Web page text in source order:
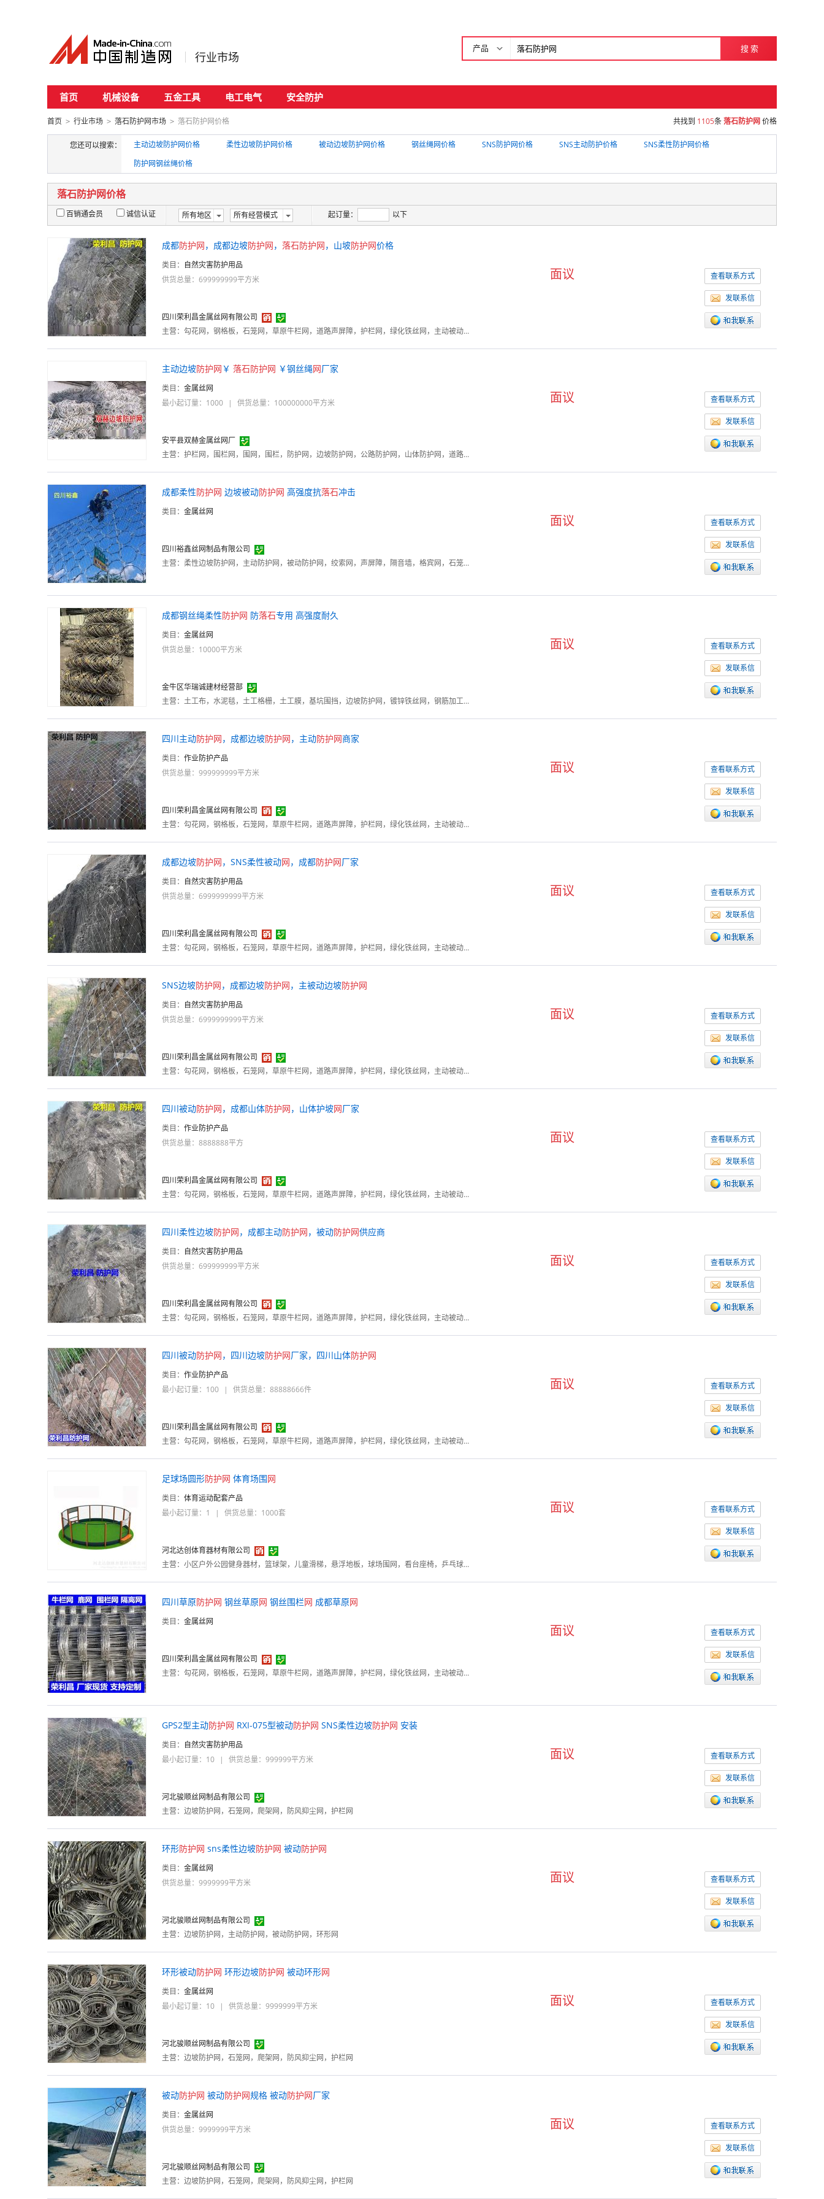
行业市场
产品 搜 索
首页 机械设备 五金工具 电工电气 安全防护
首页 > 行业市场 > 落石防护网市场 > 落石防护网价格 共找到 1105条落石防护网价格
您还可以搜索： 主动边坡防护网价格 柔性边坡防护网价格 被动边坡防护网价格 钢丝绳网价格 SNS防护网价格 SNS主动防护价格
SNS柔性防护网价格
防护网钢丝绳价格
落石防护网价格
百销通会员 诚信认证 所有地区 所有经营模式 起订量： 以下
成都防护网，成都边坡防护网， 落石防护网，山坡防护网价格
类目： 自然灾害防护用品
供货总量：699999999平方米
四川荣利昌金属丝网有限公司
主营：
勾花网，钢格板，石笼网，草原牛栏网，道路声屏障，护栏网，绿化铁丝网，主动被动防护网
查看联系方式
发联系信
面议
主动边坡防护网 ￥ 落石防护网 ￥钢丝绳网厂家
类目： 金属丝网
最小起订量：1000
| 供货总量：100000000平方米
安平县双赫金属丝网厂
主营：
护栏网，围栏网，围网，围栏，防护网，边坡防护网，公路防护网，山体防护网，道路护栏，隔离栅，铁丝网围栏
查看联系方式
发联系信
面议
成都柔性防护网 边坡被动防护网 高强度抗落石冲击
类目： 金属丝网
四川裕鑫丝网制品有限公司
主营：
柔性边坡防护网，主动防护网，被动防护网，绞索网，声屏障，隔音墙，格宾网，石笼网，护栏网，缆索护栏，围栏网，钢格栅板
查看联系方式
发联系信
面议
成都钢丝绳柔性防护网 防落石专用 高强度耐久
类目： 金属丝网
供货总量：10000平方米
金牛区华瑞诚建材经营部
主营：
土工布，水泥毯，土工格栅，土工膜，基坑围挡，边坡防护网，镀锌铁丝网，钢筋加工棚，抗裂贴，无纺布，石笼网，排水板
查看联系方式
发联系信
面议
四川主动防护网，成都边坡防护网，主动防护网商家
类目： 作业防护产品
供货总量：999999999平方米
四川荣利昌金属丝网有限公司
主营：
勾花网，钢格板，石笼网，草原牛栏网，道路声屏障，护栏网，绿化铁丝网，主动被动防护网
查看联系方式
发联系信
面议
成都边坡防护网，SNS柔性被动网，成都防护网厂家
类目： 自然灾害防护用品
供货总量：6999999999平方米
四川荣利昌金属丝网有限公司
主营：
勾花网，钢格板，石笼网，草原牛栏网，道路声屏障，护栏网，绿化铁丝网，主动被动防护网
查看联系方式
发联系信
面议
SNS边坡防护网，成都边坡防护网，主被动边坡防护网
类目： 自然灾害防护用品
供货总量：6999999999平方米
四川荣利昌金属丝网有限公司
主营：
勾花网，钢格板，石笼网，草原牛栏网，道路声屏障，护栏网，绿化铁丝网，主动被动防护网
查看联系方式
发联系信
面议
四川被动防护网，成都山体防护网，山体护坡网厂家
类目： 作业防护产品
供货总量：8888888平方
四川荣利昌金属丝网有限公司
主营：
勾花网，钢格板，石笼网，草原牛栏网，道路声屏障，护栏网，绿化铁丝网，主动被动防护网
查看联系方式
发联系信
面议
四川柔性边坡防护网，成都主动防护网，被动防护网供应商
类目： 自然灾害防护用品
供货总量：699999999平方米
四川荣利昌金属丝网有限公司
主营：
勾花网，钢格板，石笼网，草原牛栏网，道路声屏障，护栏网，绿化铁丝网，主动被动防护网
查看联系方式
发联系信
面议
四川被动防护网，四川边坡防护网厂家，四川山体防护网
类目： 作业防护产品
最小起订量：100
| 供货总量：88888666件
四川荣利昌金属丝网有限公司
主营：
勾花网，钢格板，石笼网，草原牛栏网，道路声屏障，护栏网，绿化铁丝网，主动被动防护网
查看联系方式
发联系信
面议
足球场圆形防护网 体育场围网
类目： 体育运动配套产品
最小起订量：1
| 供货总量：1000套
河北达创体育器材有限公司
主营：
小区户外公园健身器材，篮球架，儿童滑梯，悬浮地板，球场围网，看台座椅，乒乓球台，400米障碍器材，足球场草坪，儿童运动馆器材，休闲座椅垃圾桶
查看联系方式
发联系信
面议
四川草原防护网 钢丝草原网 钢丝围栏网 成都草原网
类目： 金属丝网
四川荣利昌金属丝网有限公司
主营：
勾花网，钢格板，石笼网，草原牛栏网，道路声屏障，护栏网，绿化铁丝网，主动被动防护网
查看联系方式
发联系信
面议
GPS2型主动防护网 RXI-075型被动防护网 SNS柔性边坡防护网 安装
类目： 自然灾害防护用品
最小起订量：10
| 供货总量：999999平方米
河北骏顺丝网制品有限公司
主营： 边坡防护网，石笼网，爬架网，防风抑尘网，护栏网
查看联系方式
发联系信
面议
环形防护网 sns柔性边坡防护网 被动防护网
类目： 金属丝网
供货总量：9999999平方米
河北骏顺丝网制品有限公司
主营： 边坡防护网，主动防护网，被动防护网，环形网
查看联系方式
发联系信
面议
环形被动防护网 环形边坡防护网 被动环形网
类目： 金属丝网
最小起订量：10
| 供货总量：9999999平方米
河北骏顺丝网制品有限公司
主营： 边坡防护网，石笼网，爬架网，防风抑尘网，护栏网
查看联系方式
发联系信
面议
被动防护网 被动防护网规格 被动防护网厂家
类目： 金属丝网
供货总量：9999999平方米
河北骏顺丝网制品有限公司
主营： 边坡防护网，石笼网，爬架网，防风抑尘网，护栏网
查看联系方式
发联系信
面议